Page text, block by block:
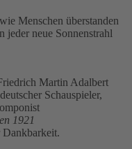
Menschen überstanden
jeder neue Sonnenstrahl
Martin Adalbert
Schauspieler,
1921
Dankbarkeit.